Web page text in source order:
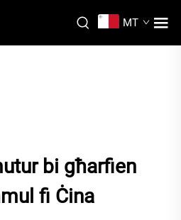
MT
bi għarfien
fi Ċina